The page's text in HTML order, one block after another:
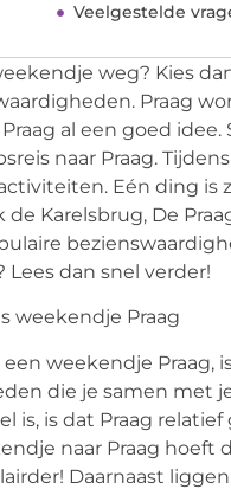
Veelgestelde
weg? Kies
Praag
al een goed
naar Praag.
Eén ding is
Karelsbrug, De
Lees dan snel verder!
weekendje Praag
weekendje Praag,
die je samen met
is, is dat Praag
naar Praag hoeft
Daarnaast